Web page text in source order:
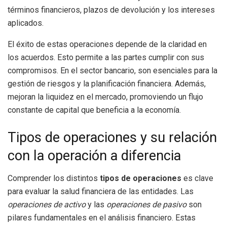
términos financieros, plazos de devolución y los intereses
aplicados.
El éxito de estas operaciones depende de la claridad en
los acuerdos. Esto permite a las partes cumplir con sus
compromisos. En el sector bancario, son esenciales para la
gestión de riesgos y la planificación financiera. Además,
mejoran la liquidez en el mercado, promoviendo un flujo
constante de capital que beneficia a la economía.
Tipos de operaciones y su relación
con la operación a diferencia
Comprender los distintos tipos de operaciones es clave
para evaluar la salud financiera de las entidades. Las
operaciones de activoy las operaciones de pasivoson
pilares fundamentales en el análisis financiero. Estas